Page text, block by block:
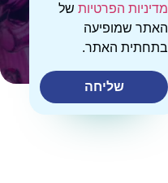
מדיניות הפרטיותשל
האתר שמופיעה
בתחתית האתר.
שליחה